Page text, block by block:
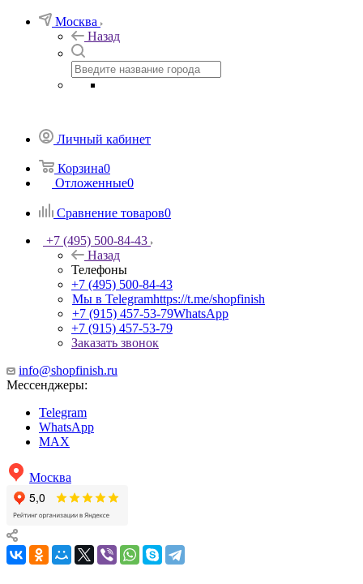
Москва
Назад
Личный кабинет
Корзина0
Отложенные0
Сравнение товаров0
+7 (495) 500-84-43
Назад
Телефоны
+7 (495) 500-84-43
Мы в Telegramhttps://t.me/shopfinish
+7 (915) 457-53-79WhatsApp
+7 (915) 457-53-79
Заказать звонок
info@shopfinish.ru
Мессенджеры:
Telegram
WhatsApp
MAX
Москва